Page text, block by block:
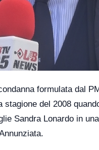
formulata dal
del 2008
Sandra Lonardo in